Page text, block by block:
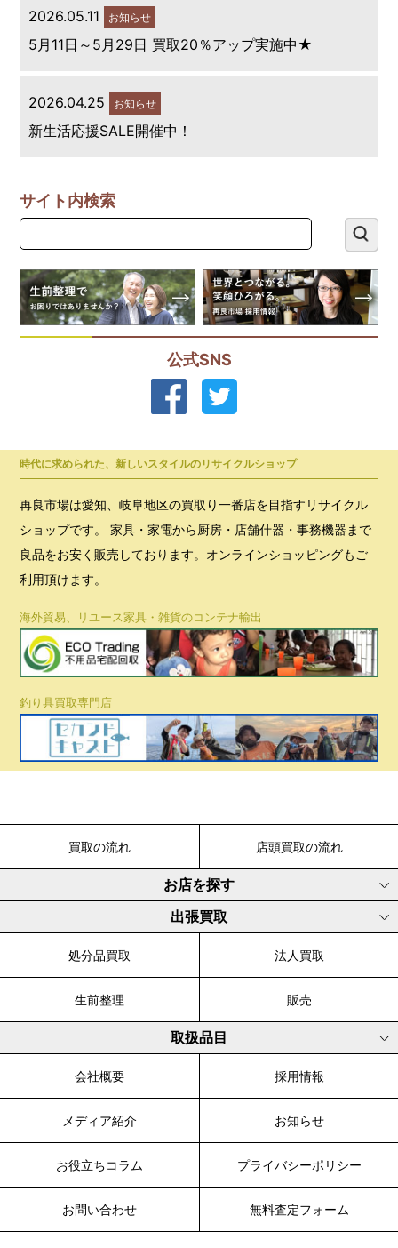
2026.05.11 お知らせ
5月11日～5月29日 買取20％アップ実施中★
2026.04.25 お知らせ
新生活応援SALE開催中！
サイト内検索
公式SNS
時代に求められた、新しいスタイルのリサイクルショップ
再良市場は愛知、岐阜地区の買取り一番店を目指すリサイクル
ショップです。 家具・家電から厨房・店舗什器・事務機器まで
良品をお安く販売しております。オンラインショッピングもご
利用頂けます。
海外貿易、リユース家具・雑貨のコンテナ輸出
釣り具買取専門店
買取の流れ 店頭買取の流れ
お店を探す
出張買取
処分品買取 法人買取
生前整理 販売
取扱品目
会社概要 採用情報
メディア紹介 お知らせ
お役立ちコラム プライバシーポリシー
お問い合わせ 無料査定フォーム